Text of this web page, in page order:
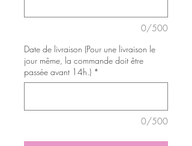
0/500
Date de livraison (Pour une livraison le
jour même, la commande doit être
passée avant 14h.) *
0/500